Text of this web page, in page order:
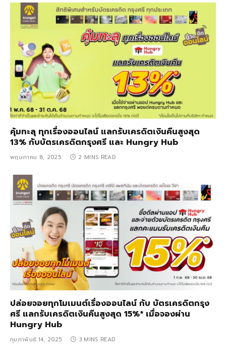
คุ้มทะลุ ทุกเรื่องออนไลน์ แลกรับเครดิตเงินคืนสูงสุด
13% กับบัตรเครดิตกรุงศรี และ Hungry Hub
พฤษภาคม 8, 2025 2 MINS READ
ปล่อยจอยทุกโมเมนต์เรื่องออนไลน์ กับ บัตรเครดิตกรุง
ศรี แลกรับเครดิตเงินคืนสูงสุด 15%* เมื่อจองผ่าน
Hungry Hub ​
กุมภาพันธ์ 14, 2025 3 MINS READ